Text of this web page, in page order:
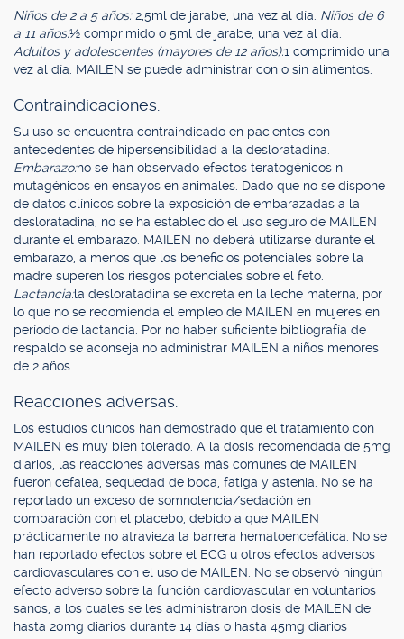
Niños de 2 a 5 años: 2,5ml de jarabe, una vez al día. Niños de 6
a 11 años:½ comprimido o 5ml de jarabe, una vez al día.
Adultos y adolescentes (mayores de 12 años):1 comprimido una
vez al día. MAILEN se puede administrar con o sin alimentos.
Contraindicaciones.
Su uso se encuentra contraindicado en pacientes con
antecedentes de hipersensibilidad a la desloratadina.
Embarazo:no se han observado efectos teratogénicos ni
mutagénicos en ensayos en animales. Dado que no se dispone
de datos clínicos sobre la exposición de embarazadas a la
desloratadina, no se ha establecido el uso seguro de MAILEN
durante el embarazo. MAILEN no deberá utilizarse durante el
embarazo, a menos que los beneficios potenciales sobre la
madre superen los riesgos potenciales sobre el feto.
Lactancia:la desloratadina se excreta en la leche materna, por
lo que no se recomienda el empleo de MAILEN en mujeres en
período de lactancia. Por no haber suficiente bibliografía de
respaldo se aconseja no administrar MAILEN a niños menores
de 2 años.
Reacciones adversas.
Los estudios clínicos han demostrado que el tratamiento con
MAILEN es muy bien tolerado. A la dosis recomendada de 5mg
diarios, las reacciones adversas más comunes de MAILEN
fueron cefalea, sequedad de boca, fatiga y astenia. No se ha
reportado un exceso de somnolencia/sedación en
comparación con el placebo, debido a que MAILEN
prácticamente no atravieza la barrera hematoencefálica. No se
han reportado efectos sobre el ECG u otros efectos adversos
cardiovasculares con el uso de MAILEN. No se observó ningún
efecto adverso sobre la función cardiovascular en voluntarios
sanos, a los cuales se les administraron dosis de MAILEN de
hasta 20mg diarios durante 14 días o hasta 45mg diarios